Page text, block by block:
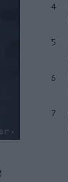
4
5
6
7